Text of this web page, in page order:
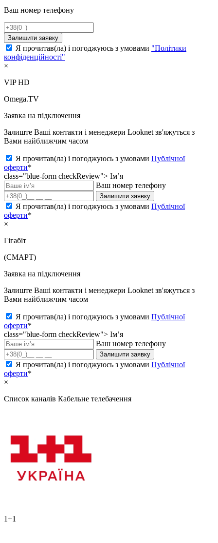
Ваш номер телефону
Залишити заявку
Я прочитав(ла) і погоджуюсь з умовами "Політики
конфіденційності"
×
VIP HD
Omega.TV
Заявка на підключення
Залиште Ваші контакти і менеджери Looknet зв'яжуться з
Вами найближчим часом
Я прочитав(ла) і погоджуюсь з умовами Публічної
оферти*
class="blue-form checkReview"> Ім’я
Ваш номер телефону
Залишити заявку
Я прочитав(ла) і погоджуюсь з умовами Публічної
оферти*
×
Гігабіт
(СМАРТ)
Заявка на підключення
Залиште Ваші контакти і менеджери Looknet зв'яжуться з
Вами найближчим часом
Я прочитав(ла) і погоджуюсь з умовами Публічної
оферти*
class="blue-form checkReview"> Ім’я
Ваш номер телефону
Залишити заявку
Я прочитав(ла) і погоджуюсь з умовами Публічної
оферти*
×
Список каналів Кабельне телебачення
1+1